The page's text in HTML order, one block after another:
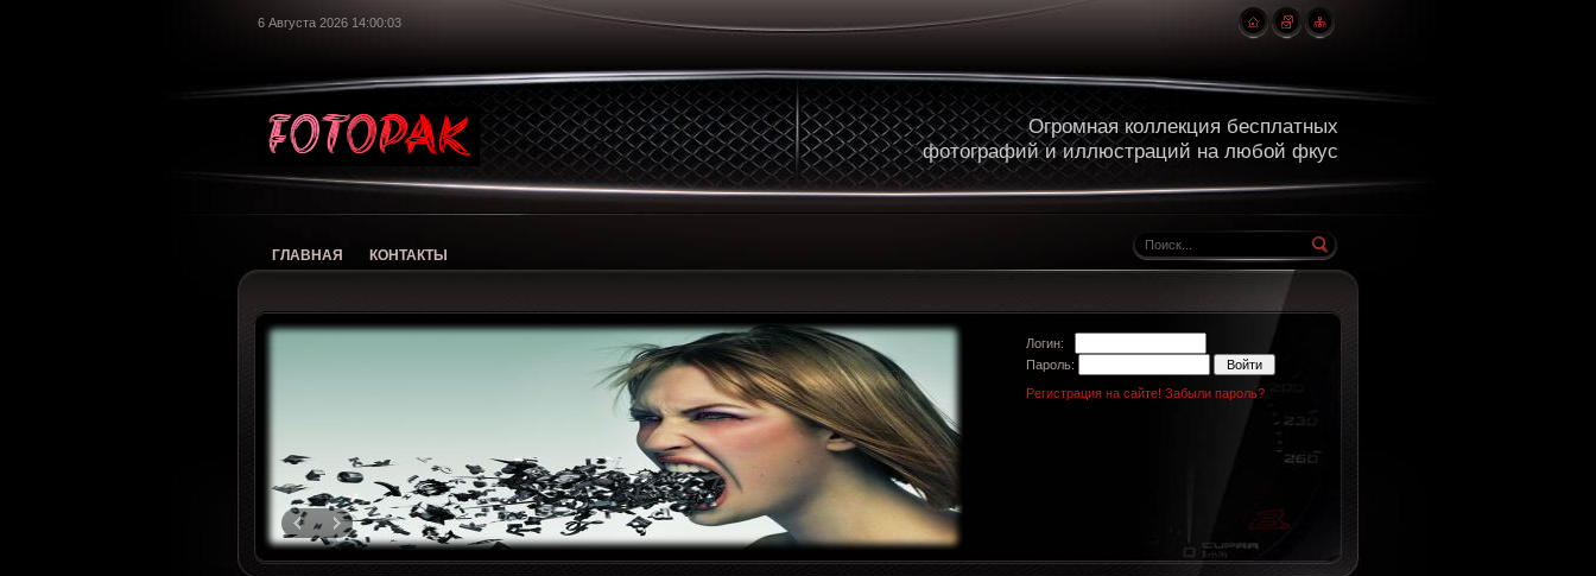
6 Августа 2026 14:00:04
Огромная коллекция бесплатных
фотографий и иллюстраций на любой фкус
ГЛАВНАЯ КОНТАКТЫ
Логин:
Пароль:
Регистрация на сайте! Забыли пароль?